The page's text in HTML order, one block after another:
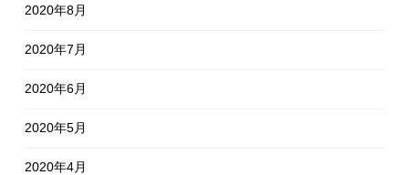
2020年8月
2020年7月
2020年6月
2020年5月
2020年4月